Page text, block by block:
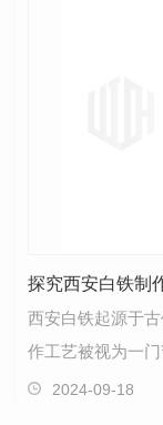
探究西安白铁制
西安白铁起源于
作工艺被视为一
在西安，白铁的
2024-09-18